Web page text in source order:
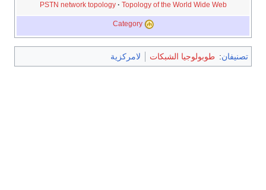
PSTN network topology Topology of the World Wide Web
Category
تصنيفان: طوبولوجيا الشبكات لامركزية